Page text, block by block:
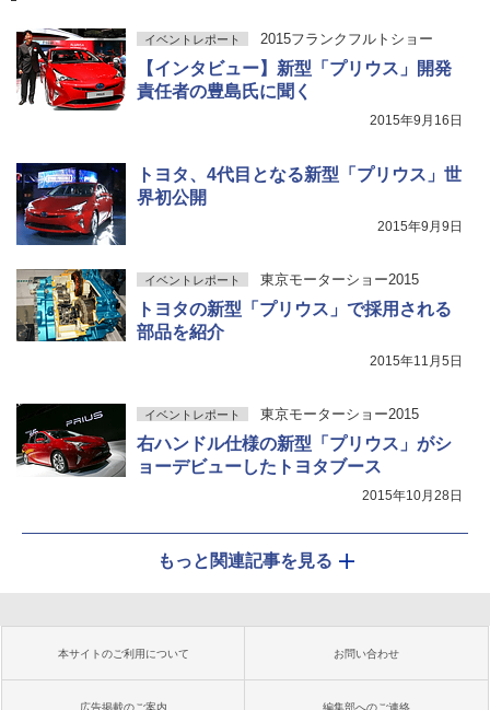
イベントレポート 2015フランクフルトショー
【インタビュー】新型「プリウス」開発
責任者の豊島氏に聞く
2015年9月16日
トヨタ、4代目となる新型「プリウス」世
界初公開
2015年9月9日
イベントレポート 東京モーターショー2015
トヨタの新型「プリウス」で採用される
部品を紹介
2015年11月5日
イベントレポート 東京モーターショー2015
右ハンドル仕様の新型「プリウス」がシ
ョーデビューしたトヨタブース
2015年10月28日
もっと関連記事を見る
本サイトのご利用について お問い合わせ
広告掲載のご案内 編集部へのご連絡